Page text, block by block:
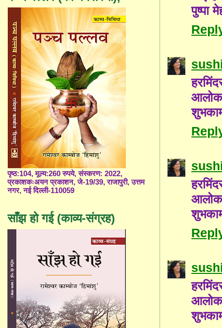
पुष्पा
पृष्ठ:104, मूल्य:260 रुपये, संस्करण: 2022,
प्रकाशकःअयन प्रकाशन, जे-19/39, राजापुरी, उत्तम
नगर, नई दिल्ली-110059
साँझ हो गई (काव्य-संग्रह)